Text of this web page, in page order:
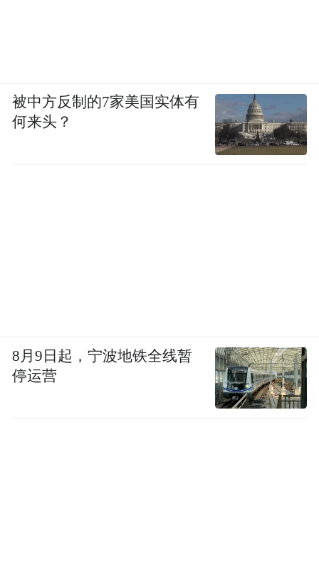
被中方反制的7家美国实体有
何来头？
8月9日起，宁波地铁全线暂
停运营